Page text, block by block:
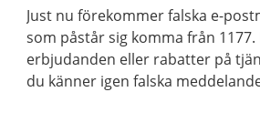
Just nu förekommer falska e-
som påstår sig komma från
erbjudanden eller rabatter på
du känner igen falska